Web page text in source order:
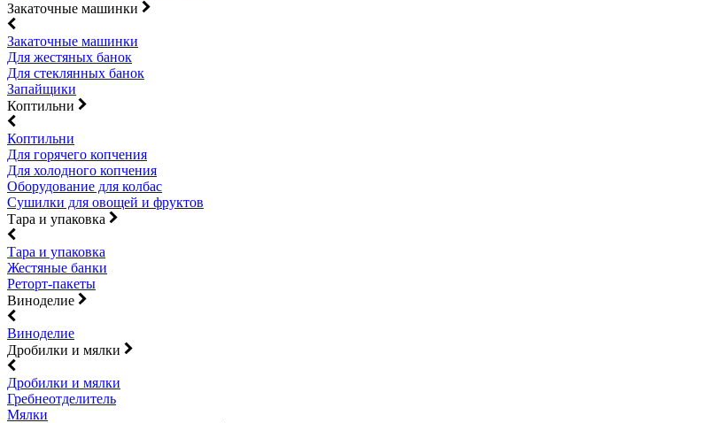
Закаточные машинки
Закаточные машинки
Для жестяных банок
Для стеклянных банок
Запайщики
Коптильни
Коптильни
Для горячего копчения
Для холодного копчения
Оборудование для колбас
Сушилки для овощей и фруктов
Тара и упаковка
Тара и упаковка
Жестяные банки
Реторт-пакеты
Виноделие
Виноделие
Дробилки и мялки
Дробилки и мялки
Гребнеотделитель
Мялки